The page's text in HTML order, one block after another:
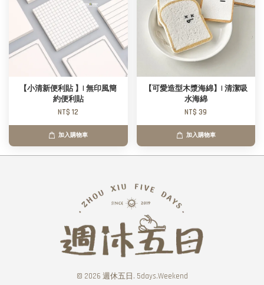
【小清新便利貼 】| 無印風簡
約便利貼
NT$ 12
加入購物車
【可愛造型木漿海綿】| 清潔吸
水海綿
NT$ 39
加入購物車
© 2026 週休五日. 5days.Weekend